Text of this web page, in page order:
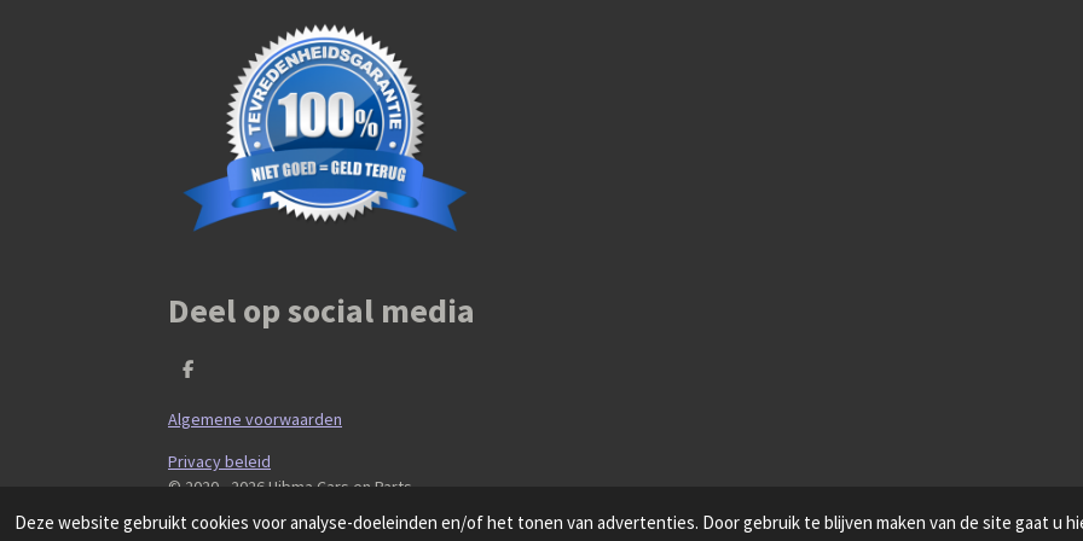
Deze website gebruikt cookies voor analyse-doeleinden en/of het tonen van advertenties. Door gebruik te blijven maken van de site gaat u
Deel op social media
D
l
e
Algemene voorwaarden
Privacy beleid
© 2020 - 2026 Hibma Cars en Parts